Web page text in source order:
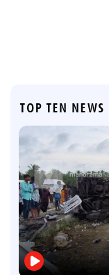
TOP TEN NEWS